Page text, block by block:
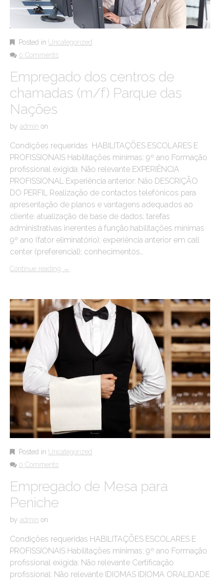
Posted in Uncategorized
0 Comments
Empregado dos centros de
chamadas (m/f) Parque das
Nações
by admin on
Condições requeridas HABILITAÇÕES ESCOLARES E
PROFISSIONAIS Habilitações mínimas: 9º ano Formação
profissional exigida: Não relevante EXPERIÊNCIA
PROFISSIONAL Experiência anterior: Não DESCRIÇÃO
DO PERFIL Realização de contactos telefónicos para
apresentação de planos e vantagens adequados ao
cliente; atualização de base de dados; tarefas
administrativas inerentes à função.habilitações mínimas
9º ano (fator eliminatório); experiência anterior em call
center (preferencial); conhecimentos…
Continue reading →
Posted in Uncategorized
0 Comments
Empregado de Mesa para
Peniche
by admin on
Condições requeridas HABILITAÇÕES ESCOLARES E
PROFISSIONAIS Habilitações mínimas: 9º ano Formação
profissional exigida: Não relevante Certificação
profissional: Não relevante IDIOMAS IDIOMA ORALIDADE